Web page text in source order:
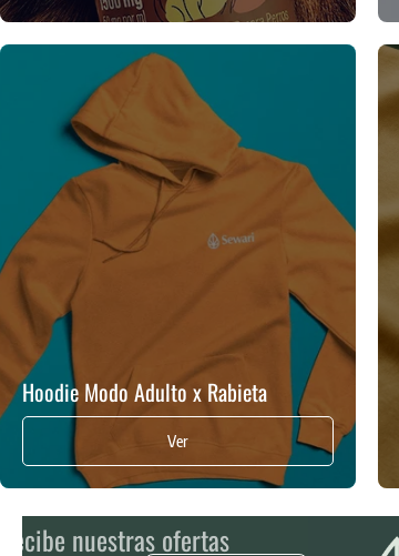
Hoodie Modo Adulto x Rabieta
Ver
Recibe nuestras ofertas